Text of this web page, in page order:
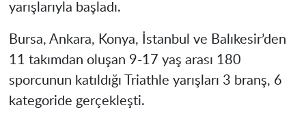
yarışlarıyla başladı.
Bursa, Ankara, Konya, İstanbul ve Balıkesir’den
11 takımdan oluşan 9-17 yaş arası 180
sporcunun katıldığı Triathle yarışları 3 branş, 6
kategoride gerçekleşti.